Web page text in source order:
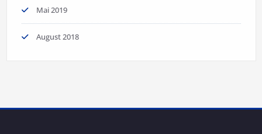
Mai 2019
August 2018